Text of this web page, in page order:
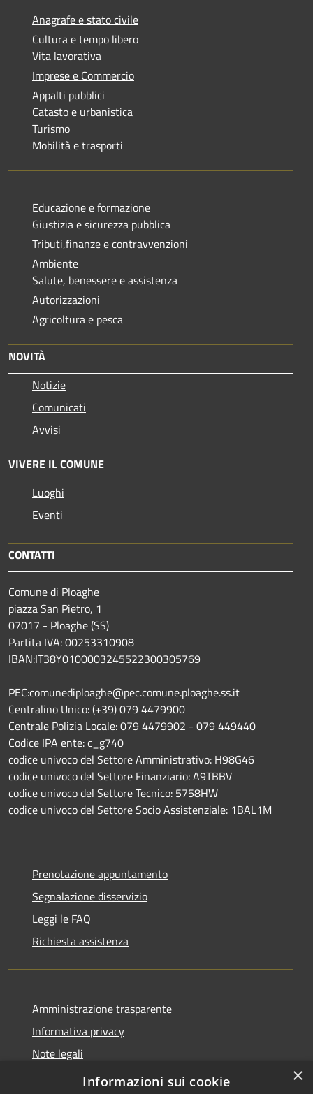
Anagrafe e stato civile
Cultura e tempo libero
Vita lavorativa
Imprese e Commercio
Appalti pubblici
Catasto e urbanistica
Turismo
Mobilità e trasporti
Educazione e formazione
Giustizia e sicurezza pubblica
Tributi,finanze e contravvenzioni
Ambiente
Salute, benessere e assistenza
Autorizzazioni
Agricoltura e pesca
NOVITÀ
Notizie
Comunicati
Avvisi
VIVERE IL COMUNE
Luoghi
Eventi
CONTATTI
Comune di Ploaghe
piazza San Pietro, 1
07017 - Ploaghe (SS)
Partita IVA: 00253310908
IBAN:IT38Y0100003245522300305769
PEC:comunediploaghe@pec.comune.ploaghe.ss.it
Centralino Unico: (+39) 079 4479900
Centrale Polizia Locale: 079 4479902 - 079 449440
Codice IPA ente: c_g740
codice univoco del Settore Amministrativo: H98G46
codice univoco del Settore Finanziario: A9TBBV
codice univoco del Settore Tecnico: 5758HW
codice univoco del Settore Socio Assistenziale: 1BAL1M
Prenotazione appuntamento
Segnalazione disservizio
Leggi le FAQ
Richiesta assistenza
Amministrazione trasparente
Informativa privacy
Note legali
Dichiarazione di accessibilità
×
Informazioni sui cookie